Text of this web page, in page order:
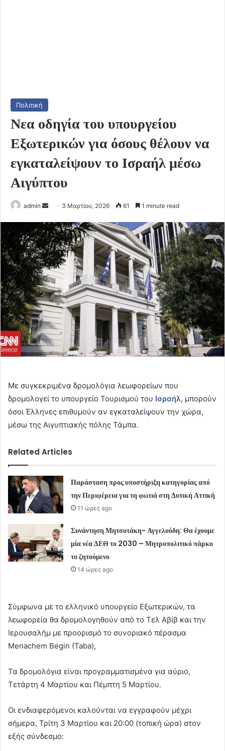
Πολιτική
Νεα οδηγία του υπουργείου
Εξωτερικών για όσους θέλουν να
εγκαταλείψουν το Ισραήλ μέσω
Αιγύπτου
admin
Send
email
3 Μαρτίου, 2026 61 1 minute read
Με συγκεκριμένα δρομολόγια λεωφορείων που
δρομολογεί το υπουργείο Τουρισμού του Ισραήλ, μπορούν
όσοι Έλληνες επιθυμούν αν εγκαταλείψουν την χώρα,
μέσω της Αιγυπτιακής πόλης Τάμπα.
Related Articles
Παράσταση προς υποστήριξη κατηγορίας από
την Περιφέρεια για τη φωτιά στη Δυτική Αττική
11 ώρες ago
Συνάντηση Μητσοτάκη- Αγγελούδη: Θα έχουμε
μία νέα ΔΕΘ το 2030 – Μητροπολιτικό πάρκο
το ζητούμενο
14 ώρες ago
Σύμφωνα με το ελληνικό υπουργείο Εξωτερικών, τα
λεωφορεία θα δρομολογηθούν από το Τελ Αβίβ και την
Ιερουσαλήμ με προορισμό το συνοριακό πέρασμα
Menachem Begin (Taba),
Τα δρομολόγια είναι προγραμματισμένα για αύριο,
Τετάρτη 4 Μαρτίου και Πέμπτη 5 Μαρτίου.
Οι ενδιαφερόμενοι καλούνται να εγγραφούν μέχρι
σήμερα, Τρίτη 3 Μαρτίου και 20:00 (τοπική ώρα) στον
εξής σύνδεσμο: